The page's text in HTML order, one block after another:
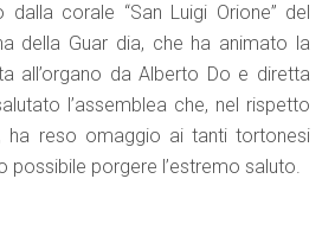
dalla corale “San Luigi Orione” del
della Guar dia, che ha animato la
all’organo da Alberto Do e diretta
l’assemblea che, nel rispetto
ha reso omaggio ai tanti tortonesi
possibile porgere l’estremo saluto.